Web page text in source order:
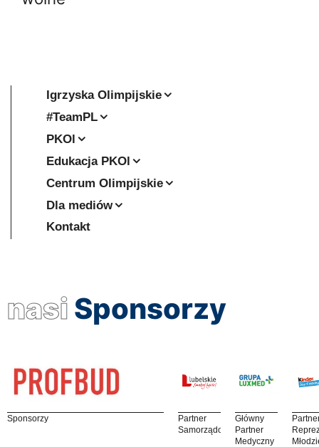
Igrzyska Olimpijskie
#TeamPL
PKOl
Edukacja PKOl
Centrum Olimpijskie
Dla mediów
Kontakt
nasi Sponsorzy
Sponsorzy
Partner
Samorządowy
Główny
Partner
Medyczny